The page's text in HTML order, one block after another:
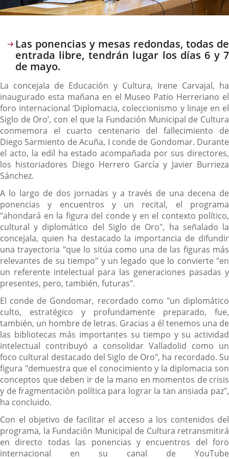
Descripción
Las ponencias y mesas redondas, todas de
entrada libre, tendrán lugar los días 6 y 7
de mayo.
La concejala de Educación y Cultura, Irene Carvajal, ha
inaugurado esta mañana en el Museo Patio Herreriano el
foro internacional ‘Diplomacia, coleccionismo y linaje en el
Siglo de Oro’, con el que la Fundación Municipal de Cultura
conmemora el cuarto centenario del fallecimiento de
Diego Sarmiento de Acuña, I conde de Gondomar. Durante
el acto, la edil ha estado acompañada por sus directores,
los historiadores Diego Herrero García y Javier Burrieza
Sánchez.
A lo largo de dos jornadas y a través de una decena de
ponencias y encuentros y un recital, el programa
"ahondará en la figura del conde y en el contexto político,
cultural y diplomático del Siglo de Oro", ha señalado la
concejala, quien ha destacado la importancia de difundir
una trayectoria "que lo sitúa como una de las figuras más
relevantes de su tiempo" y un legado que lo convierte "en
un referente intelectual para las generaciones pasadas y
presentes, pero, también, futuras".
El conde de Gondomar, recordado como "un diplomático
culto, estratégico y profundamente preparado, fue,
también, un hombre de letras. Gracias a él tenemos una de
las bibliotecas más importantes su tiempo y su actividad
intelectual contribuyó a consolidar Valladolid como un
foco cultural destacado del Siglo de Oro", ha recordado. Su
figura "demuestra que el conocimiento y la diplomacia son
conceptos que deben ir de la mano en momentos de crisis
y de fragmentación política para lograr la tan ansiada paz",
ha concluido.
Con el objetivo de facilitar el acceso a los contenidos del
programa, la Fundación Municipal de Cultura retransmitirá
en directo todas las ponencias y encuentros del foro
internacional en su canal de YouTube